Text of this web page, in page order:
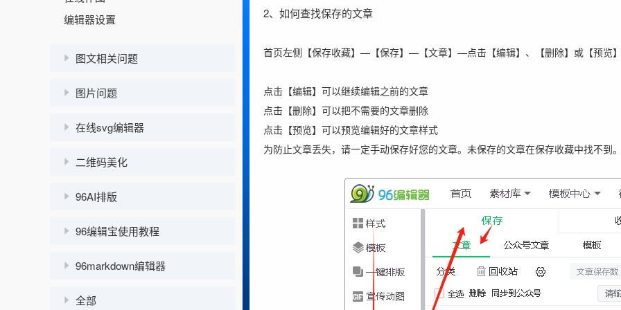
编辑器设置
图文相关问题
图片问题
在线svg编辑器
二维码美化
96AI排版
96编辑宝使用教程
96markdown编辑器
全部
2、如何查找保存的文章
首页左侧【保存收藏】—【保存】—【文章】—点击【编辑】、【删除】或【预览
点击【编辑】可以继续编辑之前的文章
点击【删除】可以把不需要的文章删除
点击【预览】可以预览编辑好的文章样式
为防止文章丢失，请一定手动保存好您的文章。未保存的文章在保存收藏中找不到